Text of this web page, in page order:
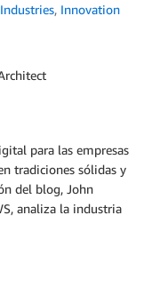
Industries, Innovation
para las empresas
tradiciones sólidas y
del blog, John
analiza la industria